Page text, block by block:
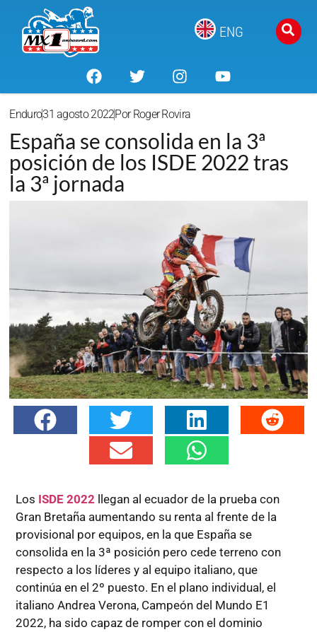
ENG
Enduro31 agosto 2022PorRoger Rovira
España se consolida en la 3ª
posición de los ISDE 2022 tras
la 3ª jornada
Los ISDE 2022 llegan al ecuador de la prueba con
Gran Bretaña aumentando su renta al frente de la
provisional por equipos, en la que España se
consolida en la 3ª posición pero cede terreno con
respecto a los líderes y al equipo italiano, que
continúa en el 2º puesto. En el plano individual, el
italiano Andrea Verona, Campeón del Mundo E1
2022, ha sido capaz de romper con el dominio